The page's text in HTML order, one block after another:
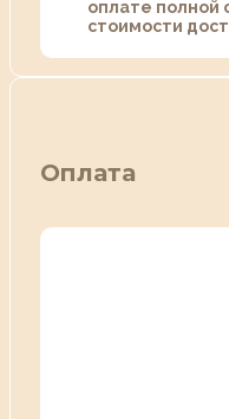
оплате полной
стоимости
Оплата